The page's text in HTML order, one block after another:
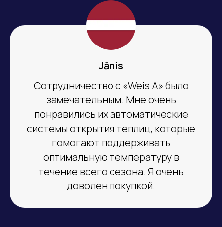
Jānis
Сотрудничество с «Weis A» было
замечательным. Мне очень
понравились их автоматические
системы открытия теплиц, которые
помогают поддерживать
оптимальную температуру в
течение всего сезона. Я очень
доволен покупкой.